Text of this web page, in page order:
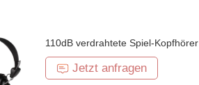
110dB verdrahtete Spiel-Kopfhörer
Jetzt anfragen